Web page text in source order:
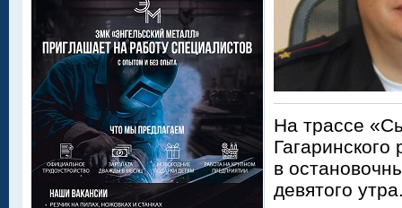
На трассе
в
девятого